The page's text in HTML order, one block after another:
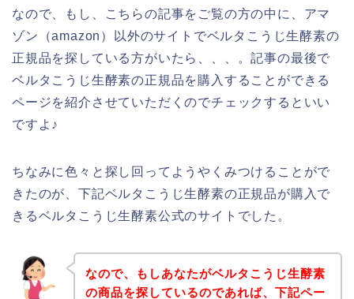
なので、もし、こちらの記事をご覧の方の中に、アマ
ゾン（amazon）以外のサイトでベルタこうじ生酵素の
正規品を探している方がいたら、、、。記事の最後で
ベルタこうじ生酵素の正規品を購入することができる
ページを紹介させていただくのでチェックするといい
ですよ♪
ちなみに色々と探し回ってようやくみつけることがで
きたのが、下記ベルタこうじ生酵素の正規品が購入で
きるベルタこうじ生酵素公式のサイトでした。
なので、もしあなたがベルタこうじ生酵素
の商品を探しているのであれば、下記ペー